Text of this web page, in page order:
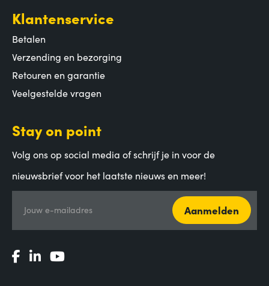
Klantenservice
Betalen
Verzending en bezorging
Retouren en garantie
Veelgestelde vragen
Stay on point
Volg ons op social media of schrijf je in voor de
nieuwsbrief voor het laatste nieuws en meer!
Jouw e-mailadres Aanmelden